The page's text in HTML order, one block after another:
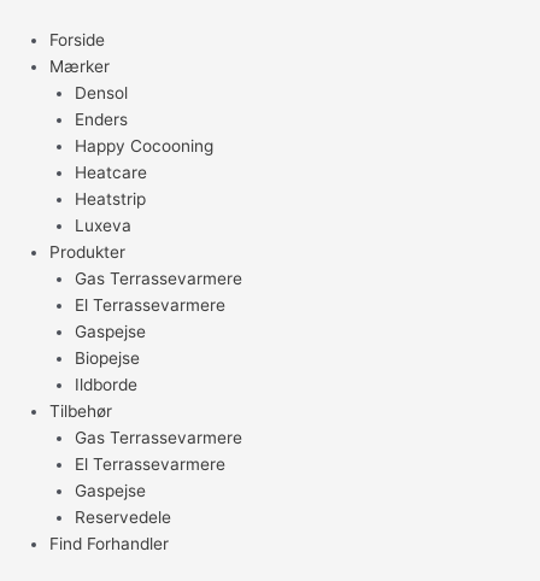
indholdet
Forside
Mærker
Densol
Enders
Happy Cocooning
Heatcare
Heatstrip
Luxeva
Produkter
Gas Terrassevarmere
El Terrassevarmere
Gaspejse
Biopejse
Ildborde
Tilbehør
Gas Terrassevarmere
El Terrassevarmere
Gaspejse
Reservedele
Find Forhandler